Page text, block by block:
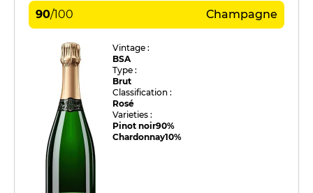
90/100 Champagne
Vintage :
BSA
Type :
Brut
Classification :
Rosé
Varieties :
Pinot noir90%
Chardonnay10%